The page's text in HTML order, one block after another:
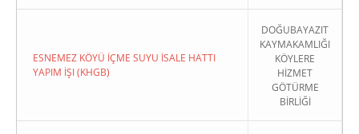
ESNEMEZ KÖYÜ İÇME SUYU İSALE HATTI
YAPIM İŞI (KHGB)
DOĞUBAYAZIT
KAYMAKAMLIĞI
KÖYLERE
HİZMET
GÖTÜRME
BİRLİĞİ